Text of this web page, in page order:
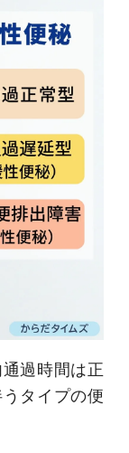
過時間は正
タイプの便